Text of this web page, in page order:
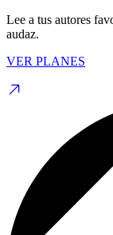
Lee a tus autores
audaz.
VER PLANES